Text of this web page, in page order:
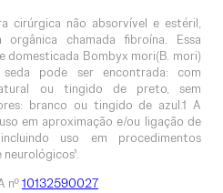
cirúrgica não absorvível e estéril,
chamada fibroína. Essa
domesticada Bombyx mori(B. mori)
pode ser encontrada: com
ou tingido de preto, sem
branco ou tingido de azul.1 A
em aproximação e/ou ligação de
uso em procedimentos
nº10132590027